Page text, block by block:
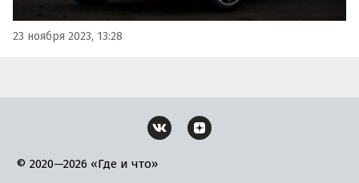
23 ноября 2023, 13:28
© 2020—2026 «Где и что»